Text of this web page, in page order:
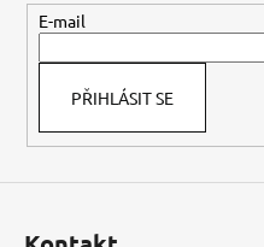
E-mail
PŘIHLÁSIT SE